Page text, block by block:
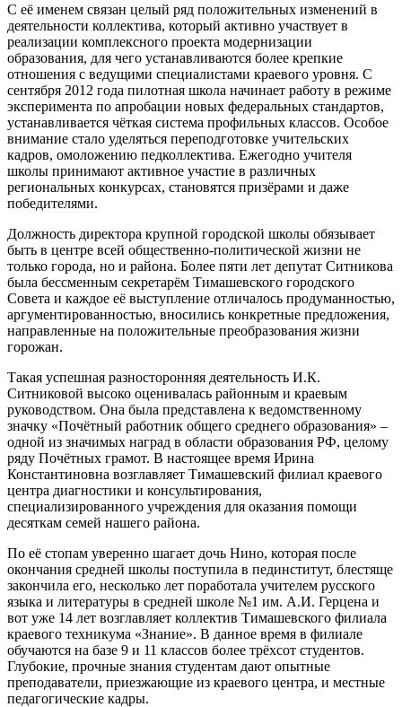
С её именем связан целый ряд положительных изменений в
деятельности коллектива, который активно участвует в
реализации комплексного проекта модернизации
образования, для чего устанавливаются более крепкие
отношения с ведущими специалистами краевого уровня. С
сентября 2012 года пилотная школа начинает работу в режиме
эксперимента по апробации новых федеральных стандартов,
устанавливается чёткая система профильных классов. Особое
внимание стало уделяться переподготовке учительских
кадров, омоложению педколлектива. Ежегодно учителя
школы принимают активное участие в различных
региональных конкурсах, становятся призёрами и даже
победителями.
Должность директора крупной городской школы обязывает
быть в центре всей общественно-политической жизни не
только города, но и района. Более пяти лет депутат Ситникова
была бессменным секретарём Тимашевского городского
Совета и каждое её выступление отличалось продуманностью,
аргументированностью, вносились конкретные предложения,
направленные на положительные преобразования жизни
горожан.
Такая успешная разносторонняя деятельность И.К.
Ситниковой высоко оценивалась районным и краевым
руководством. Она была представлена к ведомственному
значку «Почётный работник общего среднего образования» –
одной из значимых наград в области образования РФ, целому
ряду Почётных грамот. В настоящее время Ирина
Константиновна возглавляет Тимашевский филиал краевого
центра диагностики и консультирования,
специализированного учреждения для оказания помощи
десяткам семей нашего района.
По её стопам уверенно шагает дочь Нино, которая после
окончания средней школы поступила в пединститут, блестяще
закончила его, несколько лет поработала учителем русского
языка и литературы в средней школе №1 им. А.И. Герцена и
вот уже 14 лет возглавляет коллектив Тимашевского филиала
краевого техникума «Знание». В данное время в филиале
обучаются на базе 9 и 11 классов более трёхсот студентов.
Глубокие, прочные знания студентам дают опытные
преподаватели, приезжающие из краевого центра, и местные
педагогические кадры.